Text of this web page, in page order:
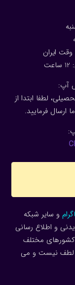
2 ساعت
آپ:
لطفا ابتدا از
فرمایید.
و سایر شبکه
و اطلاع رسانی
کشورهای مختلف
لطف نیست و می